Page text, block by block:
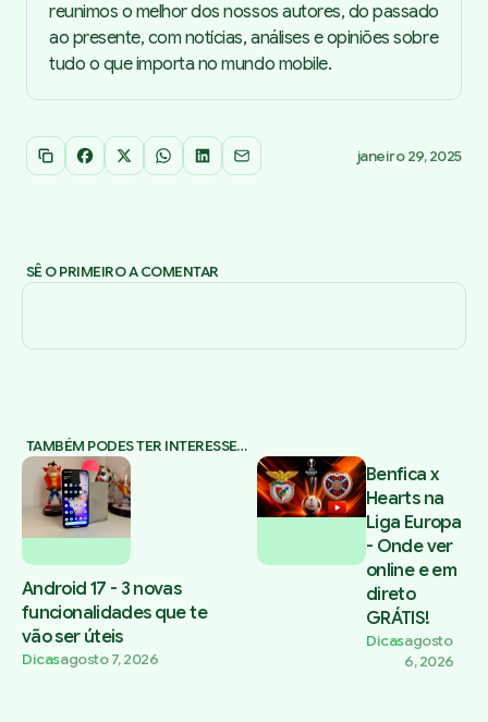
reunimos o melhor dos nossos autores, do passado
ao presente, com notícias, análises e opiniões sobre
tudo o que importa no mundo mobile.
Copiar link
Facebook
X WhatsApp
LinkedInEmail janeiro 29, 2025
SÊ O PRIMEIRO A COMENTAR
TAMBÉM PODES TER INTERESSE…
Android 17 - 3 novas
funcionalidades que te
vão ser úteis
Dicasagosto 7, 2026
Benfica x
Hearts na
Liga Europa
- Onde ver
online e em
direto
GRÁTIS!
Dicasagosto
6, 2026